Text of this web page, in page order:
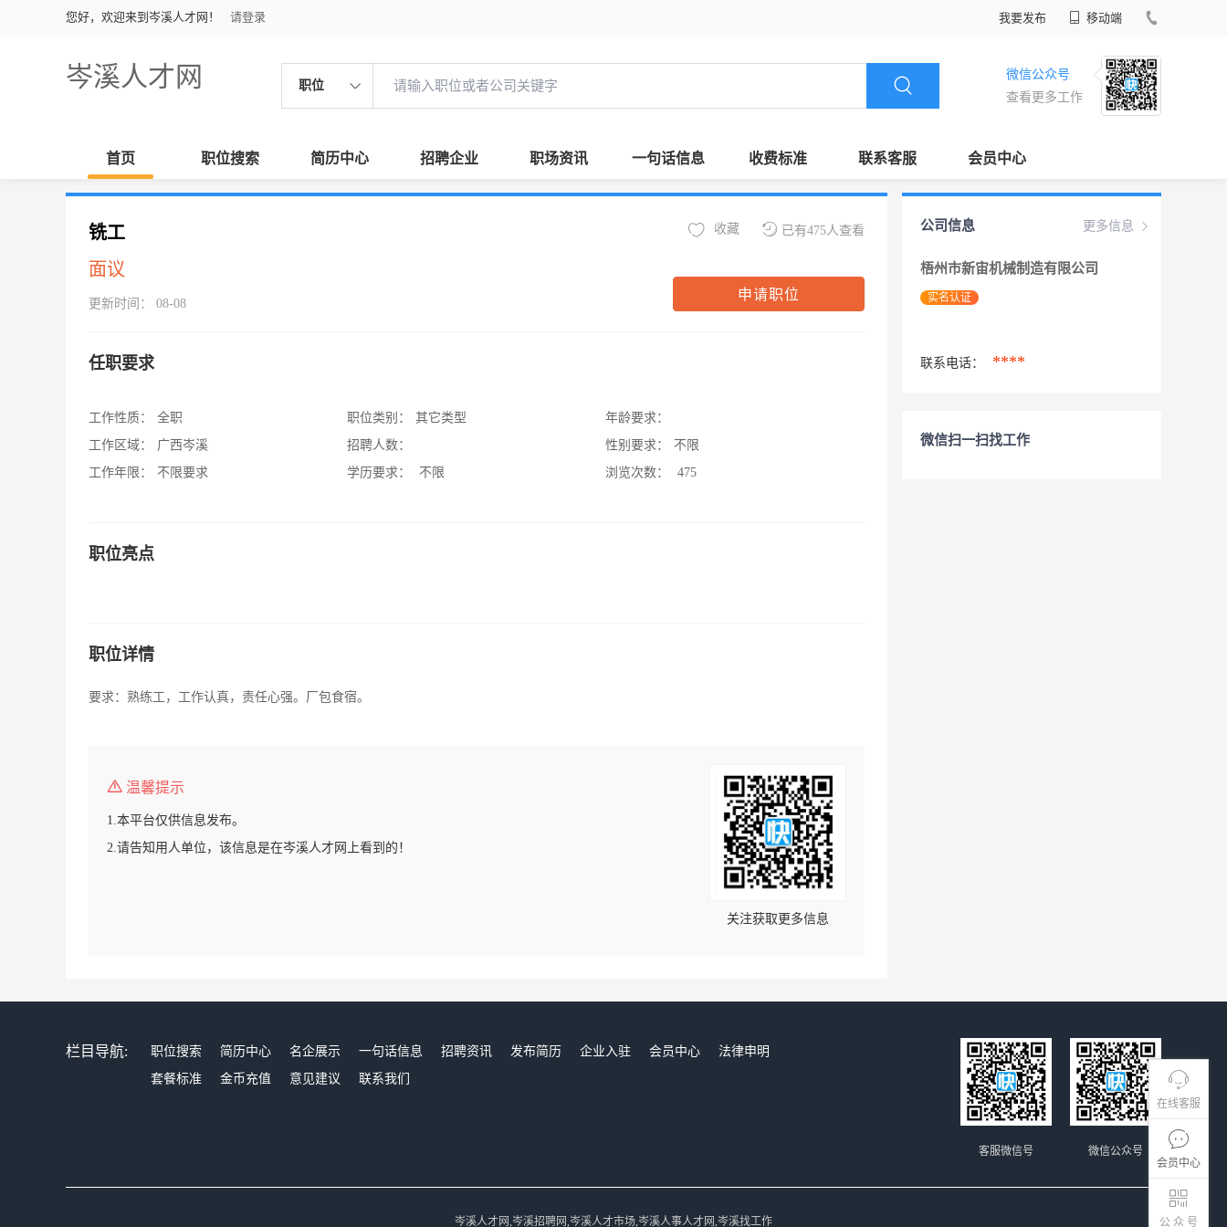
您好，欢迎来到岑溪人才网！ 请登录 我要发布 移动端
岑溪人才网 职位
微信公众号
查看更多工作
首页 职位搜索 简历中心 招聘企业 职场资讯 一句话信息 收费标准 联系客服 会员中心
在线客服
会员中心
公 众 号
铣工
面议
更新时间： 08-08
已有475人查看
收藏
申请职位
任职要求
工作性质：
全职
工作区域：
广西岑溪
工作年限：
不限要求
职位类别：
其它类型
招聘人数：
学历要求：
不限
年龄要求：
性别要求：
不限
浏览次数：
475
职位亮点
职位详情
要求：熟练工，工作认真，责任心强。厂包食宿。
温馨提示
1.本平台仅供信息发布。
2.请告知用人单位，该信息是在岑溪人才网上看到的！
关注获取更多信息
更多信息
公司信息
梧州市新宙机械制造有限公司
实名认证
联系电话： ****
微信扫一扫找工作
栏目导航: 职位搜索 简历中心 名企展示 一句话信息 招聘资讯 发布简历 企业入驻 会员中心
法律申明
套餐标准
金币充值 意见建议 联系我们
微信公众号
客服微信号
岑溪人才网,岑溪招聘网,岑溪人才市场,岑溪人事人才网,岑溪找工作